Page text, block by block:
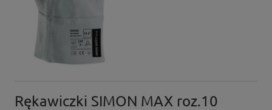
Rękawiczki SIMON MAX roz.10